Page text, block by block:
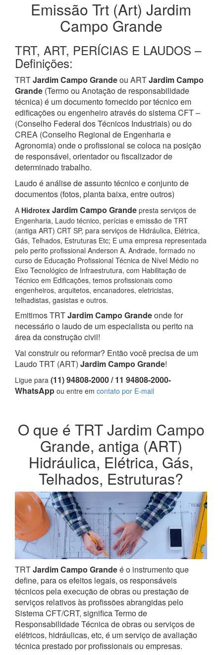
Emissão Trt (Art) Jardim
Campo Grande
TRT, ART, PERÍCIAS E LAUDOS –
Definições:
TRTJardim Campo Grandeou ARTJardim Campo
Grande (Termo ou Anotação de responsabilidade
técnica) é um documento fornecido por técnico em
edificações ou engenheiro através do sistema CFT –
(Conselho Federal dos Técnicos Industriais) ou do
CREA (Conselho Regional de Engenharia e
Agronomia) onde o profissional se coloca na posição
de responsável, orientador ou fiscalizador de
determinado trabalho.
Laudo é análise de assunto técnico e conjunto de
documentos (fotos, planta baixa, entre outros)
A Hidrotex Jardim Campo Grande presta serviços de
Engenharia, Laudo técnico, perícias e emissão de TRT
(antiga ART) CRT SP, para serviços de Hidráulica, Elétrica,
Gás, Telhados, Estruturas Etc; E uma empresa representada
pelo perito profissional Anderson A. Andrade, formado no
curso de Educação Profissional Técnica de Nível Médio no
Eixo Tecnológico de Infraestrutura, com Habilitação de
Técnico em Edificações, temos profissionais como
engenheiros, arquitetos, encanadores, eletricistas,
telhadistas, gasistas e outros.
Emitimos TRTJardim Campo Grandeonde for
necessário o laudo de um especialista ou perito na
área da construção civil!
Vai construir ou reformar? Então você precisa de um
Laudo TRT (ART) Jardim Campo Grande!
Ligue para (11) 94808-2000 / 11 94808-2000-
WhatsApp ou entre em contato por E-mail
O que é TRT Jardim Campo
Grande, antiga (ART)
Hidráulica, Elétrica, Gás,
Telhados, Estruturas?
TRTJardim Campo Grandeé o instrumento que
define, para os efeitos legais, os responsáveis
técnicos pela execução de obras ou prestação de
serviços relativos às profissões abrangidas pelo
Sistema CFT/CRT, significa Termo de
Responsabilidade Técnica de obras ou serviços de
elétricos, hidráulicas, etc, é um serviço de avaliação
técnica prestado por profissionais ou empresas.